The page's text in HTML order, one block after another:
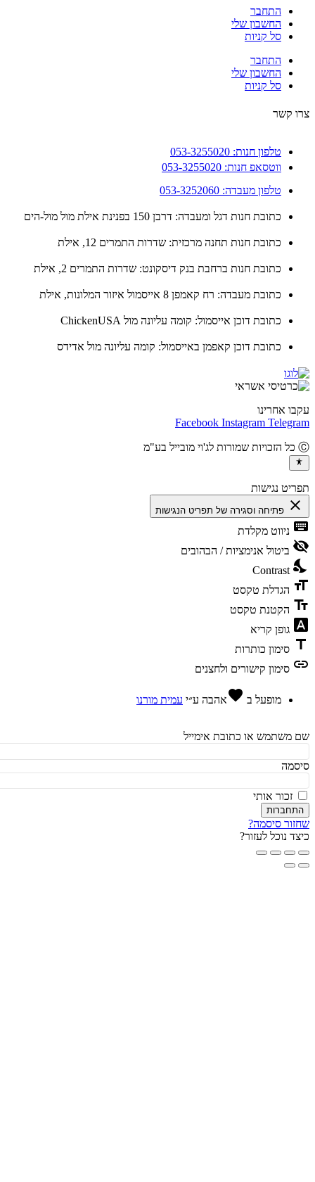
התחבר
החשבון שלי
סל קניות
התחבר
החשבון שלי
סל קניות
קשר
טלפון חנות: 053-3255020
ווטסאפ חנות: 053-3255020
טלפון מעבדה: 053-3252060
כתובת חנות דגל ומעבדה: דרבן 150 בפנינת אילת מול מול-הים
כתובת חנות תחנה מרכזית: שדרות התמרים 12, אילת
כתובת חנות ברחבת בנק דיסקונט: שדרות התמרים 2, אילת
כתובת מעבדה: רח קאמפן 8 אייסמול איזור המלונות, אילת
כתובת דוכן אייסמול: קומה עליונה מול ChickenUSA
כתובת דוכן קאפמן באייסמול: קומה עליונה מול אדידס
אחרינו
Facebook Instagram
נגישות
פתיחה וסגירה של תפריט הנגישות
ניווט מקלדת
ביטול אנימציות / הבהובים
Contrast
הגדלת טקסט
הקטנת טקסט
גופן קריא
סימון כותרות
סימון קישורים ולחצנים
מופעל בfavorite אהבהע״י עמית מורנו
או כתובת אימייל
זכור אותי
סיסמה?
נוכל לעזור?